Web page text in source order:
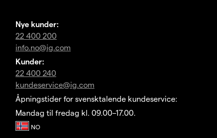
Nye kunder:
22 400 200
info.no@ig.com
Kunder:
22 400 240
kundeservice@ig.com
Åpningstider for svensktalende kundeservice:
Mandag til fredag kl. 09.00–17.00.